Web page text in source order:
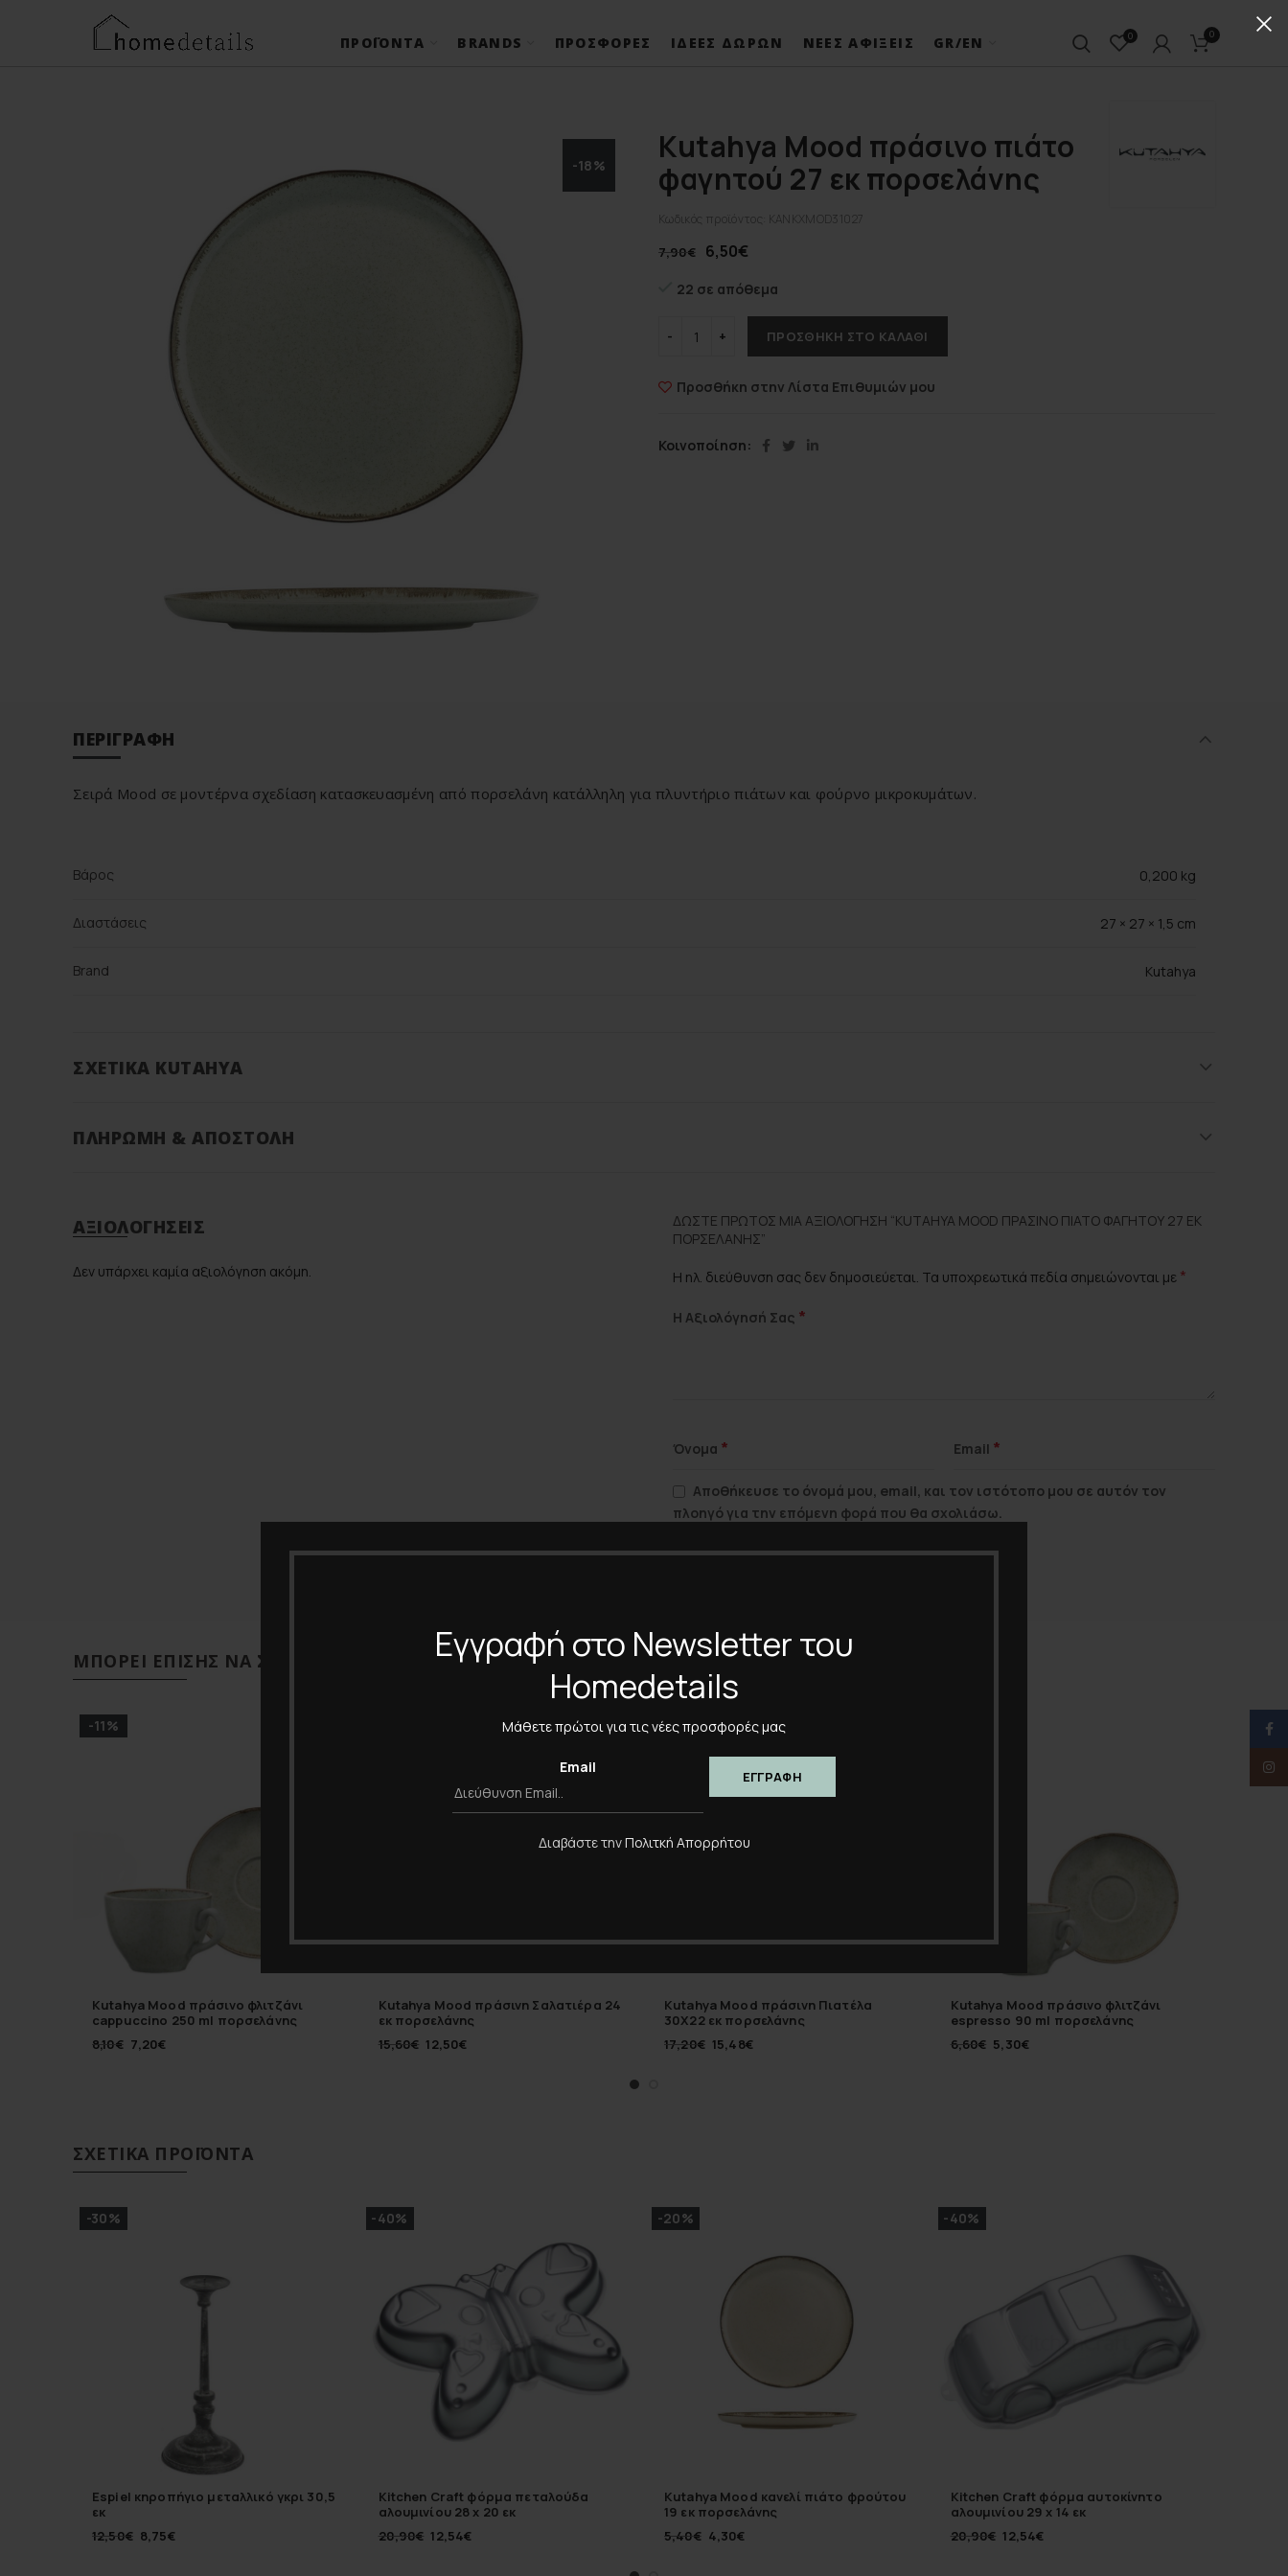
Εγγραφή στο Newsletter του
Homedetails
Μάθετε πρώτοι για τις νέες προσφορές μας
Email
Διαβάστε τηνΠολιτκή Απορρήτου
ΠΡΟΪΌΝΤΑ BRANDS ΠΡΟΣΦΟΡΈΣ ΙΔΈΕΣ ΔΏΡΩΝ ΝΈΕΣ ΑΦΊΞΕΙΣ GR/EN 0 0
-18%
Kutahya Mood πράσινο πιάτο
φαγητού 27 εκ πορσελάνης
Κωδικός προϊόντος: KANKXMOD31027
7,90€ 6,50€
22 σε απόθεμα
ΠΡΟΣΘΉΚΗ ΣΤΟ ΚΑΛΆΘΙ
Προσθήκη στην Λίστα Επιθυμιών μου
Κοινοποίηση
ΠΕΡΙΓΡΑΦΉ
Σειρά Mood σε μοντέρνα σχεδίαση κατασκευασμένη από πορσελάνη κατάλληλη για πλυντήριο πιάτων και φούρνο μικροκυμάτων.
Βάρος 0,200 kg
Διαστάσεις 27 × 27 × 1,5 cm
Brand Kutahya
Υλικό
ΣΧΕΤΙΚΆ KUTAHYA
ΠΛΗΡΩΜΉ & ΑΠΟΣΤΟΛΉ
ΑΞΙΟΛΟΓΉΣΕΙΣ
Δεν υπάρχει καμία αξιολόγηση ακόμη.
ΔΏΣΤΕ ΠΡΏΤΟΣ ΜΊΑ ΑΞΙΟΛΌΓΗΣΗ “KUTAHYA MOOD ΠΡΆΣΙΝΟ ΠΙΆΤΟ ΦΑΓΗΤΟΎ 27 ΕΚ
ΠΟΡΣΕΛΆΝΗΣ”
Η ηλ. διεύθυνση σας δεν δημοσιεύεται. Τα υποχρεωτικά πεδία σημειώνονται με *
Η Αξιολόγησή Σας *
Όνομα * Email *
Αποθήκευσε το όνομά μου, email, και τον ιστότοπο μου σε αυτόν τον
πλοηγό για την επόμενη φορά που θα σχολιάσω.
ΜΠΟΡΕΊ ΕΠΊΣΗΣ ΝΑ ΣΑΣ ΑΡΈΣΕΙ…
-11%
Kutahya Mood πράσινο φλιτζάνι
cappuccino 250 ml πορσελάνης
8,10€ 7,20€
Kutahya Mood πράσινη Σαλατιέρα 24
εκ πορσελάνης
15,60€ 12,50€
-10%
Kutahya Mood πράσινη Πιατέλα
30Χ22 εκ πορσελάνης
17,20€ 15,48€
Kutahya Mood πράσινο φλιτζάνι
espresso 90 ml πορσελάνης
6,60€ 5,30€
ΣΧΕΤΙΚΆ ΠΡΟΪΌΝΤΑ
-30%
Espiel κηροπήγιο μεταλλικό γκρι 30,5
εκ
12,50€ 8,75€
-40%
Kitchen Craft φόρμα πεταλούδα
αλουμινίου 28 x 20 εκ
20,90€ 12,54€
-20%
Kutahya Mood κανελί πιάτο φρούτου
19 εκ πορσελάνης
5,40€ 4,30€
-40%
Kitchen Craft φόρμα αυτοκίνητο
αλουμινίου 29 x 14 εκ
20,90€ 12,54€